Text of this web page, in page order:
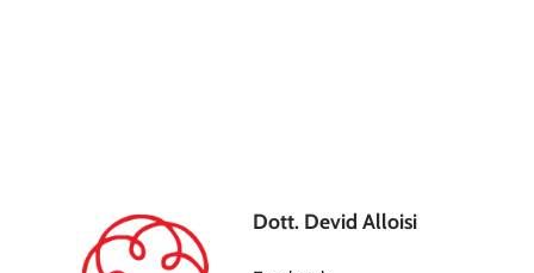
Dott. Devid Alloisi